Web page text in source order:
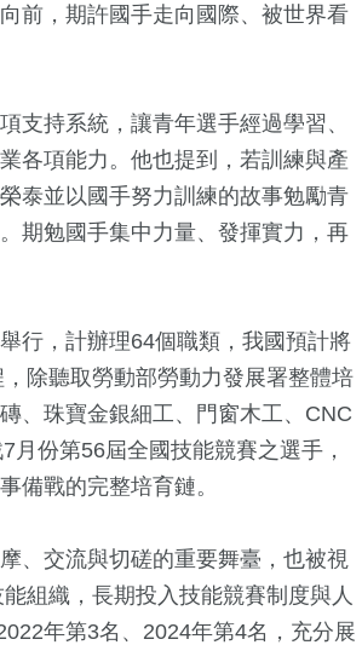
前，期許國手走向國際、被世界看
支持系統，讓青年選手經過學習、
各項能力。他也提到，若訓練與產
泰並以國手努力訓練的故事勉勵青
期勉國手集中力量、發揮實力，再
行，計辦理64個職類，我國預計將
除聽取勞動部勞動力發展署整體培
、珠寶金銀細工、門窗木工、CNC
份第56屆全國技能競賽之選手，
備戰的完整培育鏈。
、交流與切磋的重要舞臺，也被視
組織，長期投入技能競賽制度與人
年第3名、2024年第4名，充分展
+